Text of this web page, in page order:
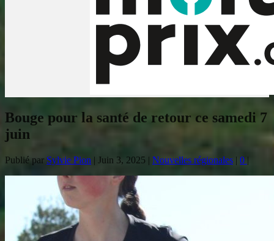
Bouge pour la santé de retour ce samedi 7
juin
Publié par Sylvie Pion | Juin 3, 2025 | Nouvelles régionales | 0 |